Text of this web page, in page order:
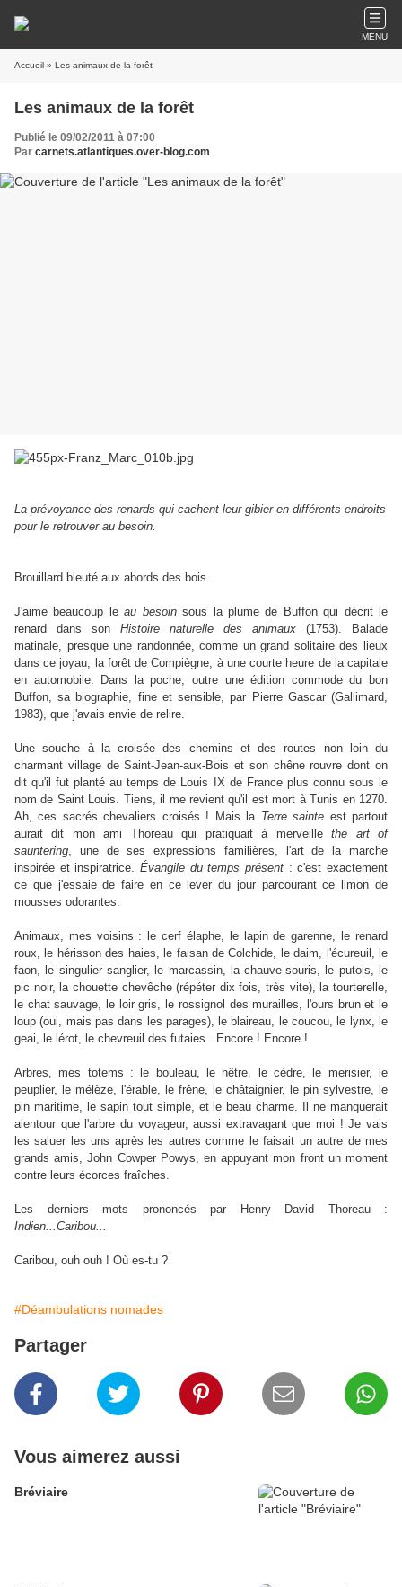
MENU
Accueil » Les animaux de la forêt
Les animaux de la forêt
Publié le 09/02/2011 à 07:00
Par carnets.atlantiques.over-blog.com
La prévoyance des renards qui cachent leur gibier en différents endroits
pour le retrouver au besoin.
Brouillard bleuté aux abords des bois.
J'aime beaucoup leau besoinsous la plume de Buffon qui décrit le
renard dans son Histoire naturelle des animaux (1753). Balade
matinale, presque une randonnée, comme un grand solitaire des lieux
dans ce joyau, la forêt de Compiègne, à une courte heure de la capitale
en automobile. Dans la poche, outre une édition commode du bon
Buffon, sa biographie, fine et sensible, par Pierre Gascar (Gallimard,
1983), que j'avais envie de relire.
Une souche à la croisée des chemins et des routes non loin du
charmant village de Saint-Jean-aux-Bois et son chêne rouvre dont on
dit qu'il fut planté au temps de Louis IX de France plus connu sous le
nom de Saint Louis. Tiens, il me revient qu'il est mort à Tunis en 1270.
Ah, ces sacrés chevaliers croisés ! Mais la Terre sainte est partout
aurait dit mon ami Thoreau qui pratiquait à merveillethe art of
sauntering, une de ses expressions familières, l'art de la marche
inspirée et inspiratrice. Évangile du temps présent : c'est exactement
ce que j'essaie de faire en ce lever du jour parcourant ce limon de
mousses odorantes.
Animaux, mes voisins : le cerf élaphe, le lapin de garenne, le renard
roux, le hérisson des haies, le faisan de Colchide, le daim, l'écureuil, le
faon, le singulier sanglier, le marcassin, la chauve-souris, le putois, le
pic noir, la chouette chevêche (répéter dix fois, très vite), la tourterelle,
le chat sauvage, le loir gris, le rossignol des murailles, l'ours brun et le
loup (oui, mais pas dans les parages), le blaireau, le coucou, le lynx, le
geai, le lérot, le chevreuil des futaies...Encore ! Encore !
Arbres, mes totems : le bouleau, le hêtre, le cèdre, le merisier, le
peuplier, le mélèze, l'érable, le frêne, le châtaignier, le pin sylvestre, le
pin maritime, le sapin tout simple, et le beau charme. Il ne manquerait
alentour que l'arbre du voyageur, aussi extravagant que moi ! Je vais
les saluer les uns après les autres comme le faisait un autre de mes
grands amis, John Cowper Powys, en appuyant mon front un moment
contre leurs écorces fraîches.
Les derniers mots prononcés par Henry David Thoreau :
Indien...Caribou...
Caribou, ouh ouh ! Où es-tu ?
#Déambulations nomades
Partager
Vous aimerez aussi
Bréviaire